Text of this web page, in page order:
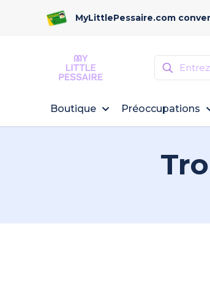
MyLittlePessaire.com
Boutique Préoccupations